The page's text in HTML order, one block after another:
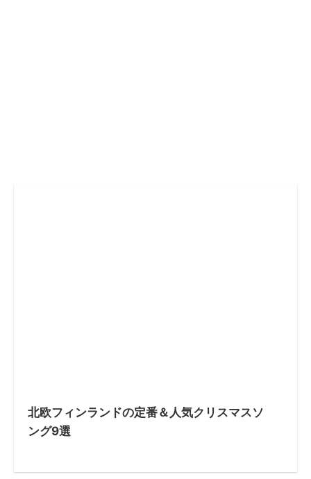
北欧フィンランドの定番＆人気クリスマスソ
ング9選